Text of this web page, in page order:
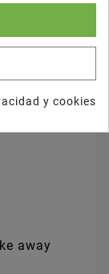
away
y cookies